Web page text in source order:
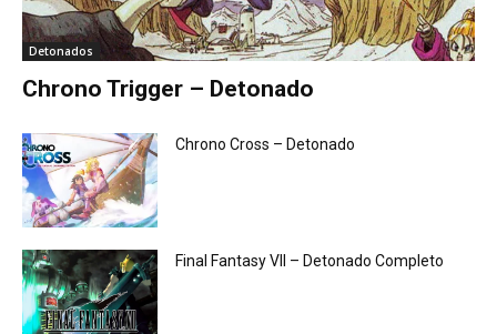
Detonados
Chrono Trigger – Detonado
Chrono Cross – Detonado
Final Fantasy VII – Detonado Completo